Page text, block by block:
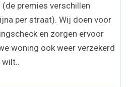
premies verschillen
per straat). Wij doen voor
en zorgen ervoor
woning ook weer verzekerd